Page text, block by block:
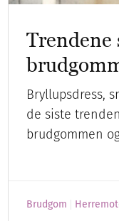
Trendene
Bryllupsdress,
de siste
brudgommen
Brudgom